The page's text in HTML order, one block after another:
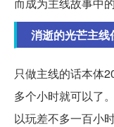
消逝的光芒主
只做主线的话本体
多个小时就可以了
以玩差不多一百小